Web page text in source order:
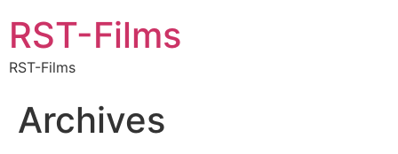
RST-Films
RST-Films
Archives